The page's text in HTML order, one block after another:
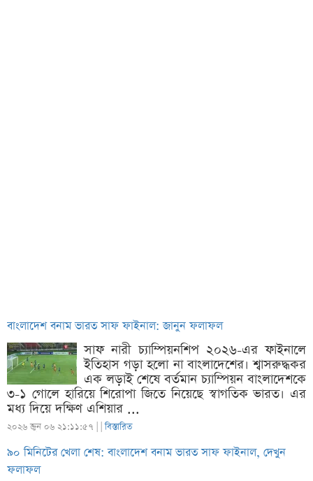
বাংলাদেশ বনাম ভারত সাফ ফাইনাল: জানুন ফলাফল
সাফ নারী চ্যাম্পিয়নশিপ ২০২৬-এর ফাইনালে
ইতিহাস গড়া হলো না বাংলাদেশের। শ্বাসরুদ্ধকর
এক লড়াই শেষে বর্তমান চ্যাম্পিয়ন বাংলাদেশকে
৩-১ গোলে হারিয়ে শিরোপা জিতে নিয়েছে স্বাগতিক ভারত। এর
মধ্য দিয়ে দক্ষিণ এশিয়ার ...
২০২৬ জুন ০৬ ২১:১১:৫৭ | |বিস্তারিত
৯০ মিনিটের খেলা শেষ: বাংলাদেশ বনাম ভারত সাফ ফাইনাল, দেখুন
ফলাফল